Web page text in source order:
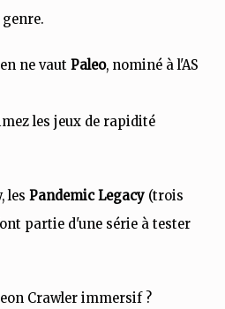
ne vaut Paleo, nominé à l'AS
les jeux de rapidité
les Pandemic Legacy (trois
partie d'une série à tester
Crawler immersif ?